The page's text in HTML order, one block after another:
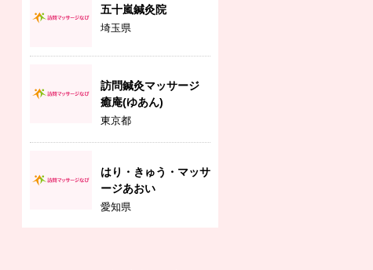
五十嵐鍼灸院
埼玉県
訪問鍼灸マッサージ
癒庵(ゆあん)
東京都
はり・きゅう・マッサ
ージあおい
愛知県